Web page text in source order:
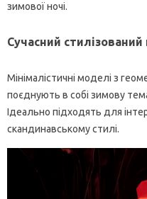
зимової ночі.
Сучасний стилізований
Мінімалістичні моделі з
поєднують в собі зимову
Ідеально підходять для
скандинавському стилі.